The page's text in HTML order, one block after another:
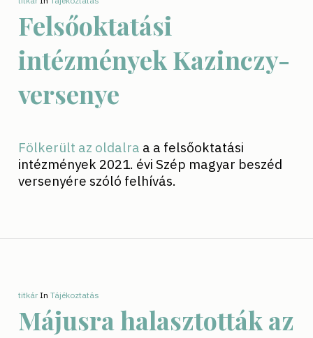
Felsőoktatási
intézmények Kazinczy-
versenye
Fölkerült az oldalra a a felsőoktatási
intézmények 2021. évi Szép magyar beszéd
versenyére szóló felhívás.
titkár In Tájékoztatás
Májusra halasztották az